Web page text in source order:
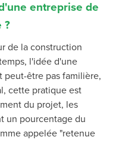
entreprise de
?
de la construction
l'idée d'une
peut-être pas familière,
cette pratique est
du projet, les
un pourcentage du
appelée "retenue